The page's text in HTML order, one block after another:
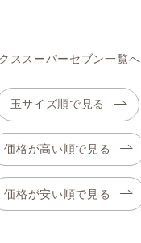
ススーパーセブン一覧へ
玉サイズ順で見る
価格が高い順で見る
価格が安い順で見る